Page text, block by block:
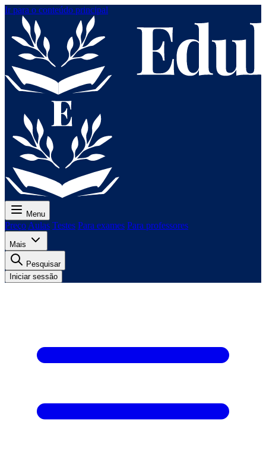
Ir para o conteúdo principal
Menu
Preço Aulas Testes Para exames Para professores
Mais
Pesquisar
Iniciar sessão